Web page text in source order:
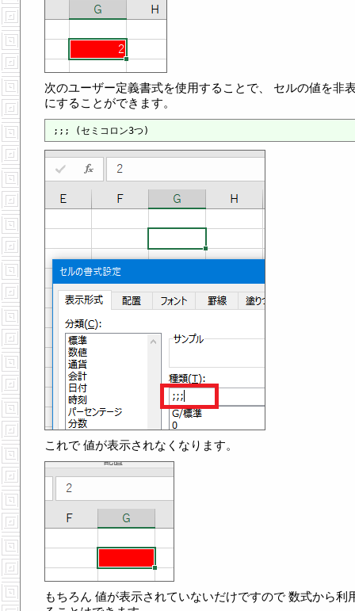
次のユーザー定義書式を使用することで、 セルの値を非
にすることができます。
これで 値が表示されなくなります。
もちろん 値が表示されていないだけですので 数式から利